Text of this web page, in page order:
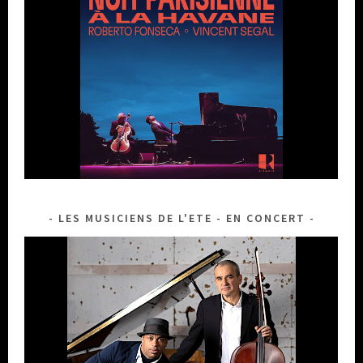
LES MUSICIENS DE L'ETE - EN CONCERT